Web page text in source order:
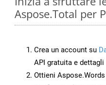
Aspose.Total per
Crea un account su
API gratuita e
Ottieni